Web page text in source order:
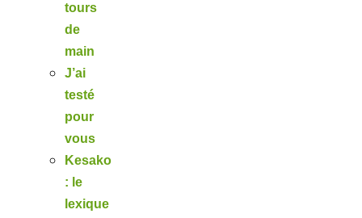
tours
de
main
J’ai
testé
pour
vous
Kesako
: le
lexique